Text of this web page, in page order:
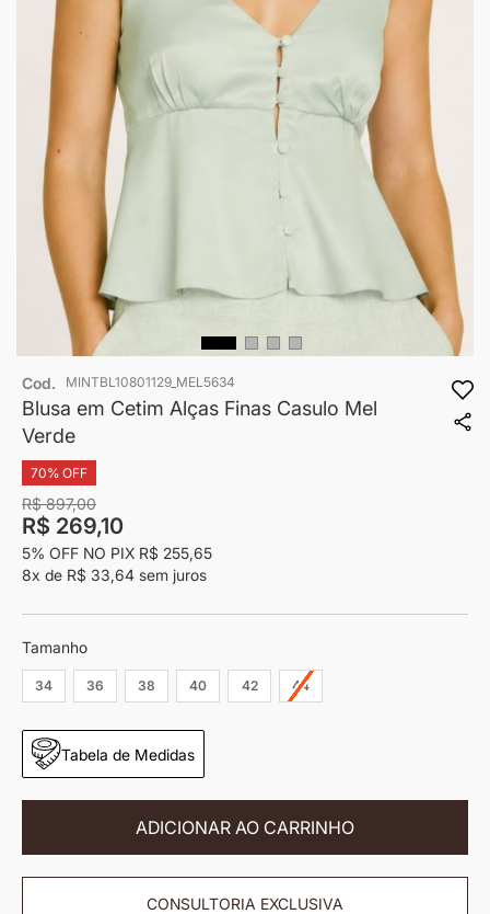
o
início
Cod. MINTBL10801129_MEL5634
Blusa em Cetim Alças Finas Casulo Mel
Verde
70% OFF
R$ 897,00
R$ 269,10
5% OFF NO PIX R$ 255,65
8x de R$ 33,64 sem juros
Tamanho
34 36 38 40 42 44
Tabela de Medidas
ADICIONAR AO CARRINHO
CONSULTORIA EXCLUSIVA